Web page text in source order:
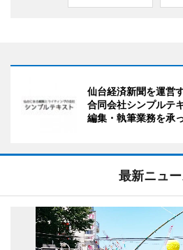
仙台経済新聞を運営
合同会社シンプルテ
編集・執筆業務を承
最新ニュ